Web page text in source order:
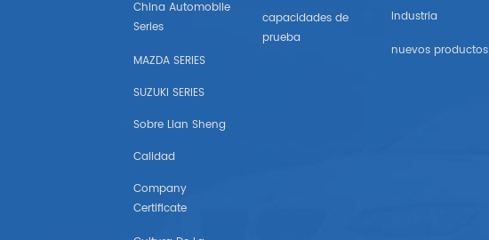
Mitsubishi (estados Unidos)
Chrysler Estados Unidos
China Automobile
Series
MAZDA SERIES
SUZUKI SERIES
Sobre Lian Sheng
Calidad
Company
Certificate
capacidades de
prueba
Industria
nuevos productos